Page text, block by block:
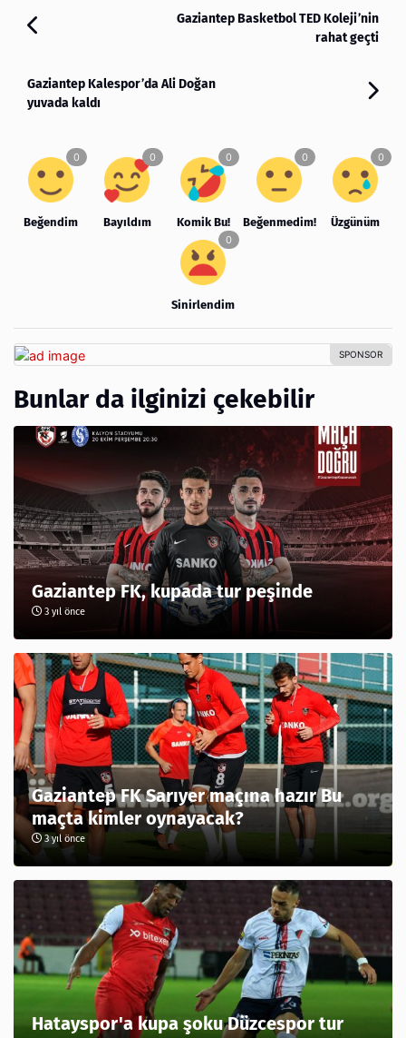
Gaziantep Basketbol TED Koleji’nin
rahat geçti
Gaziantep Kalespor’da Ali Doğan
yuvada kaldı
Beğendim Bayıldım Komik Bu! Beğenmedim! Üzgünüm
Sinirlendim
Bunlar da ilginizi çekebilir
Gaziantep FK, kupada tur peşinde
3 yıl önce
Gaziantep FK Sarıyer maçına hazır Bu
maçta kimler oynayacak?
3 yıl önce
Hatayspor'a kupa şoku Düzcespor tur